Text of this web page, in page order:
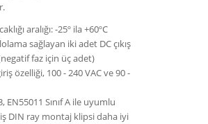
aralığı: -25º ila +60ºC
sağlayan iki adet DC çıkış
faz için üç adet)
özelliği, 100 - 240 VAC ve 90 -
EN55011 Sınıf A ile uyumlu
DIN ray montaj klipsi daha iyi